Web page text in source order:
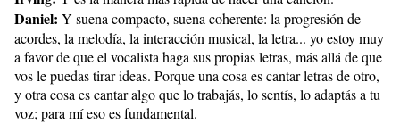
Daniel: Y suena compacto, suena coherente: la progresión de
acordes, la melodía, la interacción musical, la letra... yo estoy muy
a favor de que el vocalista haga sus propias letras, más allá de que
vos le puedas tirar ideas. Porque una cosa es cantar letras de otro,
y otra cosa es cantar algo que lo trabajás, lo sentís, lo adaptás a tu
voz; para mí eso es fundamental.